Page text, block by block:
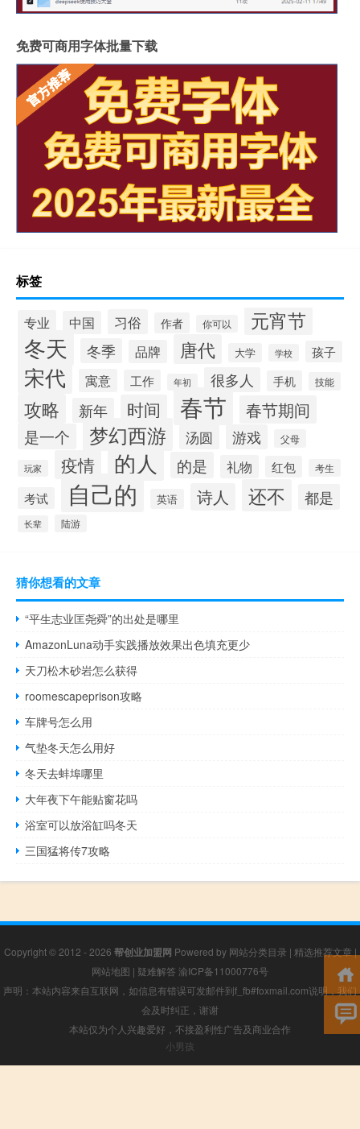
免费可商用字体批量下载
标签
专业 中国 习俗 作者 你可以 元宵节
冬天 冬季 品牌 唐代 大学 学校 孩子
宋代 寓意 工作 年初 很多人 手机 技能
攻略 新年 时间 春节 春节期间
是一个 梦幻西游 汤圆 游戏 父母
玩家 疫情 的人 的是 礼物 红包 考生
考试 自己的 英语 诗人 还不 都是
长辈 陆游
猜你想看的文章
“平生志业匡尧舜”的出处是哪里
AmazonLuna动手实践播放效果出色填充更少
天刀松木砂岩怎么获得
roomescapeprison攻略
车牌号怎么用
气垫冬天怎么用好
冬天去蚌埠哪里
大年夜下午能贴窗花吗
浴室可以放浴缸吗冬天
三国猛将传7攻略
Copyright © 2012 - 2026 帮创业加盟网 Powered by 网站分类目录 | 精选推荐文章 |
网站地图 | 疑难解答 渝ICP备11000776号
声明：本站内容来自互联网，如信息有错误可发邮件到f_fb#foxmail.com说明，我们
会及时纠正，谢谢
本站仅为个人兴趣爱好，不接盈利性广告及商业合作
小男孩